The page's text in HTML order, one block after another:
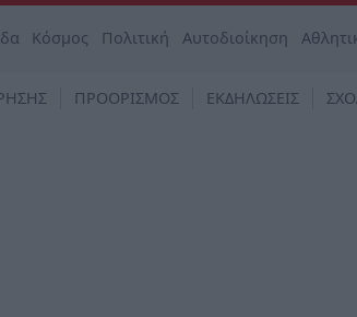
Κόσμος Πολιτική Αυτοδιοίκηση
ΠΡΟΟΡΙΣΜΟΣ ΕΚΔΗΛΩΣΕΙΣ